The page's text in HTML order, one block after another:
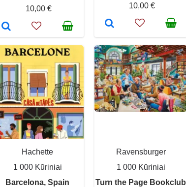
10,00 €
10,00 €
Hachette
1 000 Kūriniai
Barcelona, Spain
Ravensburger
1 000 Kūriniai
Turn the Page Bookclub